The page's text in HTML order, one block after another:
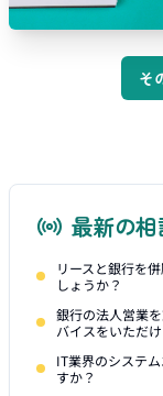
そ
最新の相
リースと銀行を
しょうか？
銀行の法人営業
バイスをいただ
IT業界のシステ
すか？